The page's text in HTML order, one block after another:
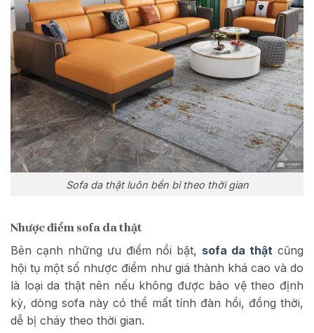
Sofa da thật luôn bền bỉ theo thời gian
Nhược điểm sofa da thật
Bên cạnh những ưu điểm nổi bật, sofa da thật cũng
hội tụ một số nhược điểm như giá thành khá cao và do
là loại da thật nên nếu không được bảo vệ theo định
kỳ, dòng sofa này có thể mất tính đàn hồi, đồng thời,
dễ bị cháy theo thời gian.